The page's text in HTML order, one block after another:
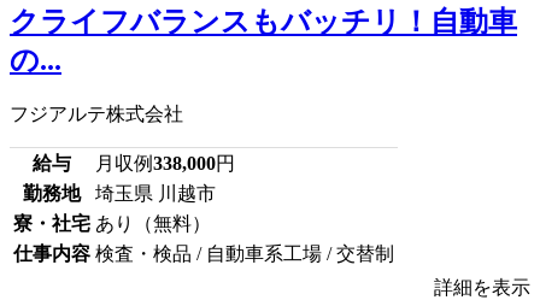
クライフバランスもバッチリ！自動車
の...
フジアルテ株式会社
給与 月収例338,000円
勤務地
埼玉県 川越市
寮・社宅 あり（無料）
仕事内容 検査・検品 / 自動車系工場 / 交替制
詳細を表示